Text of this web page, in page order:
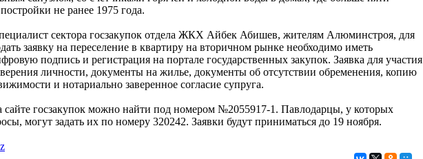
не ранее 1975 года.
сектора госзакупок отдела ЖКХ Айбек Абишев, жителям Алюминстроя, для
заявку на переселение в квартиру на вторичном рынке необходимо иметь
подпись и регистрация на портале государственных закупок. Заявка для участия
личности, документы на жилье, документы об отсутствии обременения, копию
и нотариально заверенное согласие супруга.
сайте госзакупок можно найти под номером №2055917-1. Павлодарцы, у которых
могут задать их по номеру 320242. Заявки будут приниматься до 19 ноября.